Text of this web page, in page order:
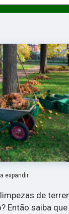
expandir
de
Então saiba